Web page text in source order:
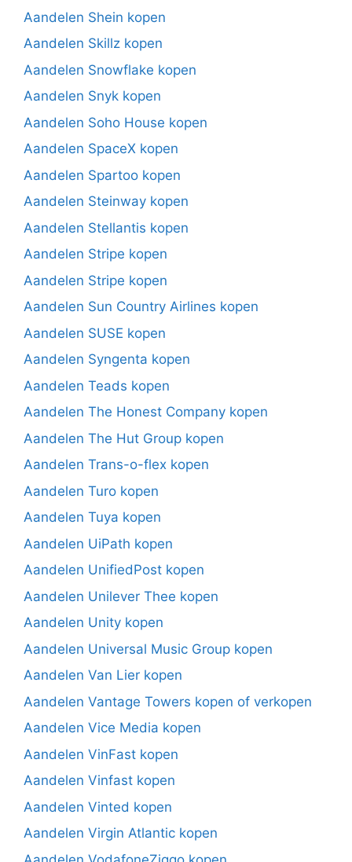
Aandelen Shein kopen
Aandelen Skillz kopen
Aandelen Snowflake kopen
Aandelen Snyk kopen
Aandelen Soho House kopen
Aandelen SpaceX kopen
Aandelen Spartoo kopen
Aandelen Steinway kopen
Aandelen Stellantis kopen
Aandelen Stripe kopen
Aandelen Stripe kopen
Aandelen Sun Country Airlines kopen
Aandelen SUSE kopen
Aandelen Syngenta kopen
Aandelen Teads kopen
Aandelen The Honest Company kopen
Aandelen The Hut Group kopen
Aandelen Trans-o-flex kopen
Aandelen Turo kopen
Aandelen Tuya kopen
Aandelen UiPath kopen
Aandelen UnifiedPost kopen
Aandelen Unilever Thee kopen
Aandelen Unity kopen
Aandelen Universal Music Group kopen
Aandelen Van Lier kopen
Aandelen Vantage Towers kopen of verkopen
Aandelen Vice Media kopen
Aandelen VinFast kopen
Aandelen Vinfast kopen
Aandelen Vinted kopen
Aandelen Virgin Atlantic kopen